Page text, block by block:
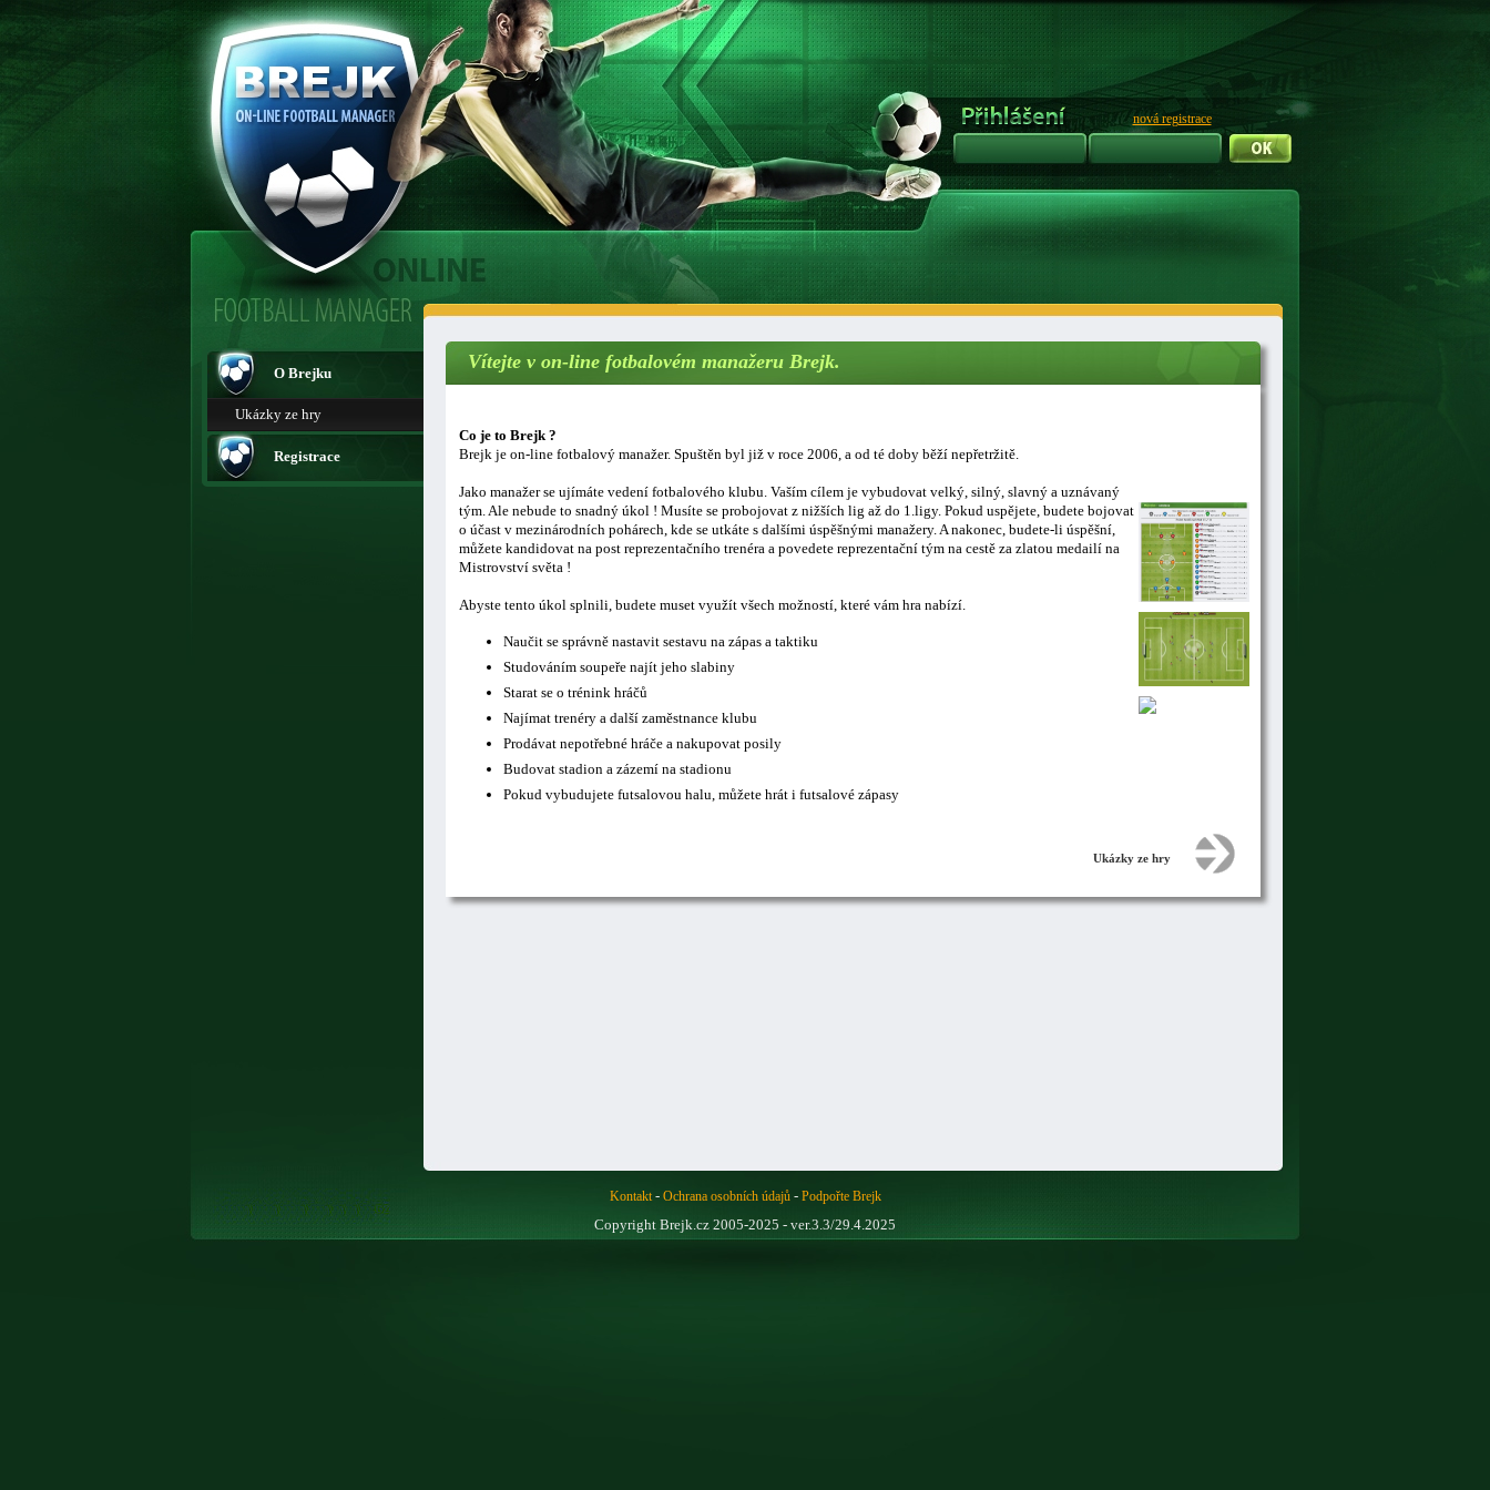
nová registrace
O Brejku
Ukázky ze hry
Registrace
Vítejte v on-line fotbalovém manažeru Brejk.
Co je to Brejk ?
Brejk je on-line fotbalový manažer. Spuštěn byl již v roce 2006, a od té doby běží nepřetržitě.
Jako manažer se ujímáte vedení fotbalového klubu. Vaším cílem je vybudovat velký, silný, slavný a uznávaný
tým. Ale nebude to snadný úkol ! Musíte se probojovat z nižších lig až do 1.ligy. Pokud uspějete, budete bojovat
o účast v mezinárodních pohárech, kde se utkáte s dalšími úspěšnými manažery. A nakonec, budete-li úspěšní,
můžete kandidovat na post reprezentačního trenéra a povedete reprezentační tým na cestě za zlatou medailí na
Mistrovství světa !
Abyste tento úkol splnili, budete muset využít všech možností, které vám hra nabízí.
Naučit se správně nastavit sestavu na zápas a taktiku
Studováním soupeře najít jeho slabiny
Starat se o trénink hráčů
Najímat trenéry a další zaměstnance klubu
Prodávat nepotřebné hráče a nakupovat posily
Budovat stadion a zázemí na stadionu
Pokud vybudujete futsalovou halu, můžete hrát i futsalové zápasy
Ukázky ze hry
Kontakt- Ochrana osobních údajů- Podpořte Brejk
Copyright Brejk.cz 2005-2025 - ver.3.3/29.4.2025